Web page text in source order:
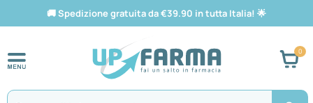
🚚Spedizione gratuita da €39.90 in tutta Italia! 🌟